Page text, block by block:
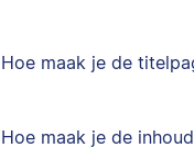
Hoe maak je de
Hoe maak je de